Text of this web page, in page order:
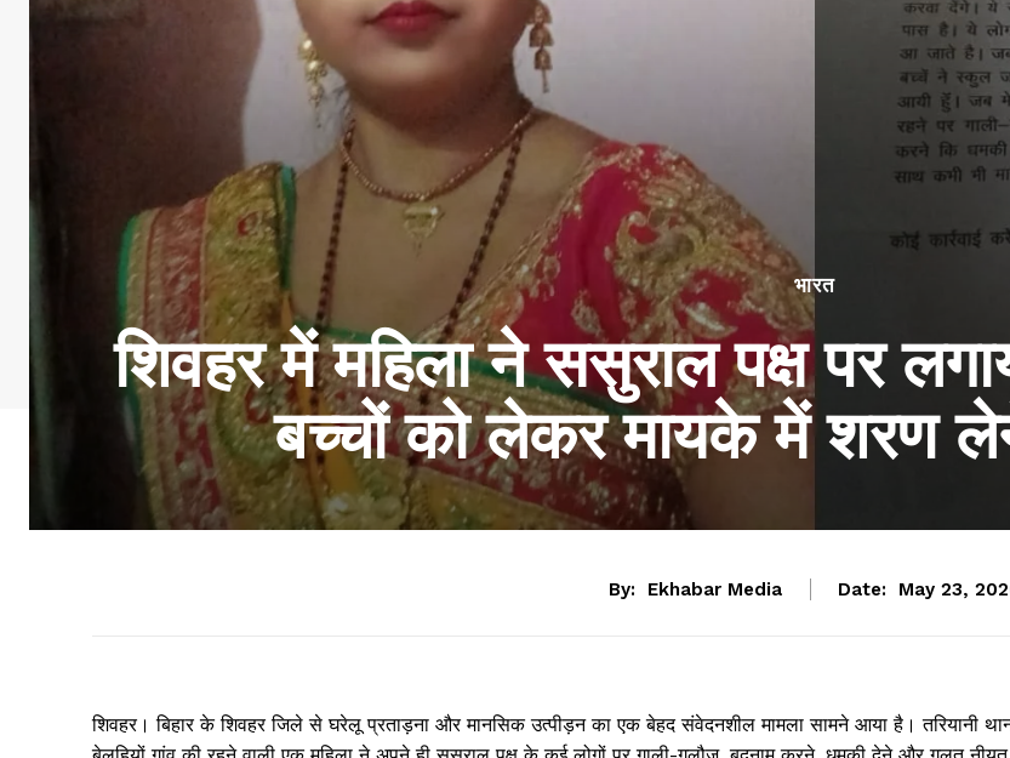
भारत
शिवहर में महिला ने ससुराल पक्ष पर
बच्चों को लेकर मायके में शरण
By: Ekhabar Media Date: May 23,
शिवहर। बिहार के शिवहर जिले से घरेलू प्रताड़ना और मानसिक उत्पीड़न का एक बेहद संवेदनशील मामला सामने आया है। तरियानी